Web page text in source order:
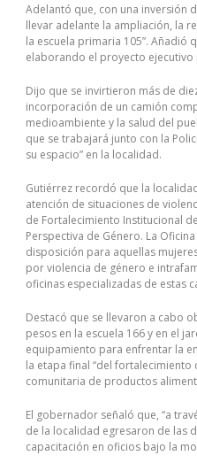
Adelantó que, con una inversión
llevar adelante la ampliación, la
la escuela primaria 105”. Añadió
elaborando el proyecto ejecutivo
Dijo que se invirtieron más de
incorporación de un camión
medioambiente y la salud del
que se trabajará junto con la
su espacio” en la localidad.
Gutiérrez recordó que la
atención de situaciones de
de Fortalecimiento Institucional
Perspectiva de Género. La
disposición para aquellas
por violencia de género e
oficinas especializadas de estas
Destacó que se llevaron a cabo
pesos en la escuela 166 y en el
equipamiento para enfrentar la
la etapa final “del
comunitaria de productos
El gobernador señaló que, “a
de la localidad egresaron de las
capacitación en oficios bajo la